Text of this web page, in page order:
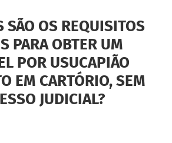
EXTRAJUDICIAL:
OBRIGATÓRIA?
FACULTATIVA?
DESNECESSÁRIA?
SÃO OS REQUISITOS
PARA OBTER UM
POR USUCAPIÃO
EM CARTÓRIO, SEM
JUDICIAL?